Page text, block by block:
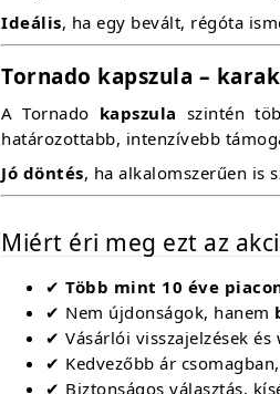
Ideális, ha egy bevált, régóta
Tornado kapszula –
A Tornado kapszula szintén
határozottabb, intenzívebb
Jó döntés, ha alkalomszerűen is
Miért éri meg ezt az
✔ Több mint 10 éve
✔ Nem újdonságok, hanem
✔ Vásárlói visszajelzések
✔ Kedvezőbb ár
✔ Biztonságos választás,